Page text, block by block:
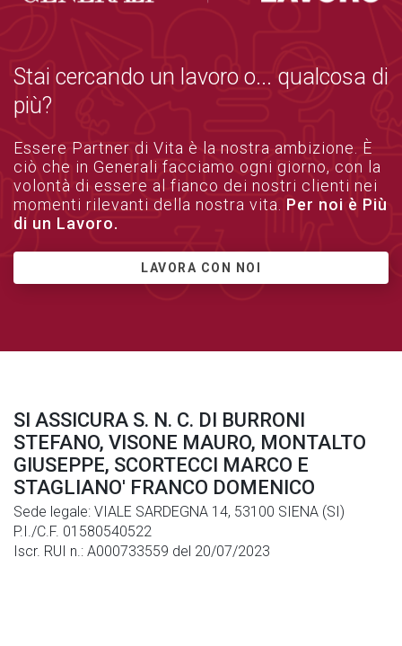
Stai cercando un lavoro o... qualcosa di
più?
Essere Partner di Vita è la nostra ambizione. È
ciò che in Generali facciamo ogni giorno, con la
volontà di essere al fianco dei nostri clienti nei
momenti rilevanti della nostra vita. Per noi è Più
di un Lavoro.
LAVORA CON NOI
SI ASSICURA S. N. C. DI BURRONI
STEFANO, VISONE MAURO, MONTALTO
GIUSEPPE, SCORTECCI MARCO E
STAGLIANO' FRANCO DOMENICO
Sede legale: VIALE SARDEGNA 14, 53100 SIENA (SI)
P.I./C.F. 01580540522
Iscr. RUI n.: A000733559 del 20/07/2023